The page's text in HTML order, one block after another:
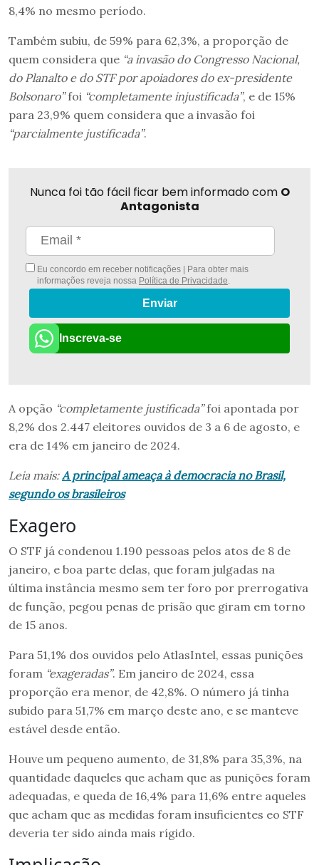
8,4% no mesmo período.
Também subiu, de 59% para 62,3%, a proporção de
quem considera que “a invasão do Congresso Nacional,
do Planalto e do STF por apoiadores do ex-presidente
Bolsonaro”foi “completamente injustificada”, e de 15%
para 23,9% quem considera que a invasão foi
“parcialmente justificada”.
Nunca foi tão fácil ficar bem informado com O
Antagonista
Eu concordo em receber notificações | Para obter mais
informações reveja nossa Política de Privacidade
Enviar
Inscreva-se
A opção “completamente justificada”foi apontada por
8,2% dos 2.447 eleitores ouvidos de 3 a 6 de agosto, e
era de 14% em janeiro de 2024.
Leia mais:A principal ameaça à democracia no Brasil,
segundo os brasileiros
Exagero
O STF já condenou 1.190 pessoas pelos atos de 8 de
janeiro, e boa parte delas, que foram julgadas na
última instância mesmo sem ter foro por prerrogativa
de função, pegou penas de prisão que giram em torno
de 15 anos.
Para 51,1% dos ouvidos pelo AtlasIntel, essas punições
foram “exageradas”. Em janeiro de 2024, essa
proporção era menor, de 42,8%. O número já tinha
subido para 51,7% em março deste ano, e se manteve
estável desde então.
Houve um pequeno aumento, de 31,8% para 35,3%, na
quantidade daqueles que acham que as punições foram
adequadas, e queda de 16,4% para 11,6% entre aqueles
que acham que as medidas foram insuficientes eo STF
deveria ter sido ainda mais rígido.